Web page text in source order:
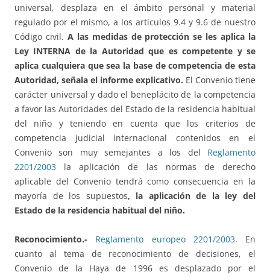
universal, desplaza en el ámbito personal y material
regulado por el mismo, a los artículos 9.4 y 9.6 de nuestro
Código civil. A las medidas de protección se les aplica la
Ley INTERNA de la Autoridad que es competente y se
aplica cualquiera que sea la base de competencia de esta
Autoridad, señala el informe explicativo. El Convenio tiene
carácter universal y dado el beneplácito de la competencia
a favor las Autoridades del Estado de la residencia habitual
del niño y teniendo en cuenta que los criterios de
competencia judicial internacional contenidos en el
Convenio son muy semejantes a los del Reglamento
2201/2003 la aplicación de las normas de derecho
aplicable del Convenio tendrá como consecuencia en la
mayoría de los supuestos, la aplicación de la ley del
Estado de la residencia habitual del niño.
Reconocimiento.- Reglamento europeo 2201/2003. En
cuanto al tema de reconocimiento de decisiones, el
Convenio de la Haya de 1996 es desplazado por el